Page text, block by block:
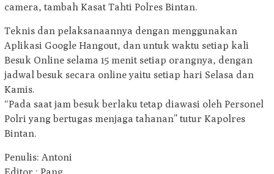
camera, tambah Kasat Tahti Polres Bintan.
Teknis dan pelaksanaannya dengan menggunakan
Aplikasi Google Hangout, dan untuk waktu setiap kali
Besuk Online selama 15 menit setiap orangnya, dengan
jadwal besuk secara online yaitu setiap hari Selasa dan
Kamis.
“Pada saat jam besuk berlaku tetap diawasi oleh Personel
Polri yang bertugas menjaga tahanan” tutur Kapolres
Bintan.
Penulis: Antoni